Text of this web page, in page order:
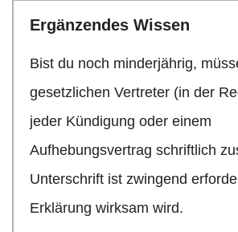
Ergänzendes Wissen
Bist du noch minderjährig,
gesetzlichen Vertreter (in der
jeder Kündigung oder einem
Aufhebungsvertrag schriftlich
Unterschrift ist zwingend
Erklärung wirksam wird.